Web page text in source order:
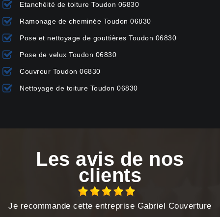
Etanchéité de toiture Toudon 06830
Ramonage de cheminée Toudon 06830
Pose et nettoyage de gouttières Toudon 06830
Pose de velux Toudon 06830
Couvreur Toudon 06830
Nettoyage de toiture Toudon 06830
Les avis de nos
clients
Je recommande cette entreprise Gabriel Couverture